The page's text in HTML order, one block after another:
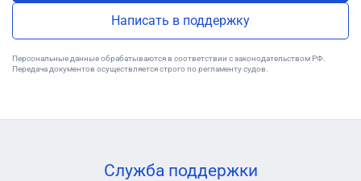
Написать в поддержку
Персональные данные обрабатываются в соответствии с законодательством РФ.
Передача документов осуществляется строго по регламенту судов.
Служба поддержки